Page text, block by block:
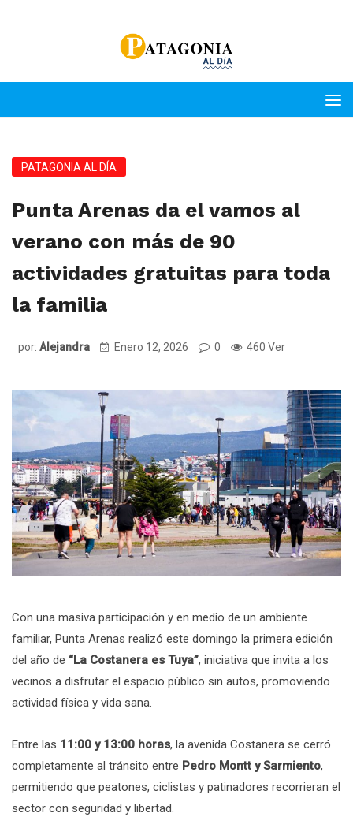
PATAGONIA AL DÍA
Punta Arenas da el vamos al
verano con más de 90
actividades gratuitas para toda
la familia
por: Alejandra Enero 12, 2026 0 460 Ver
Con una masiva participación y en medio de un ambiente
familiar, Punta Arenas realizó este domingo la primera edición
del año de “La Costanera es Tuya”, iniciativa que invita a los
vecinos a disfrutar el espacio público sin autos, promoviendo
actividad física y vida sana.
Entre las 11:00 y 13:00 horas, la avenida Costanera se cerró
completamente al tránsito entre Pedro Montt y Sarmiento,
permitiendo que peatones, ciclistas y patinadores recorrieran el
sector con seguridad y libertad.